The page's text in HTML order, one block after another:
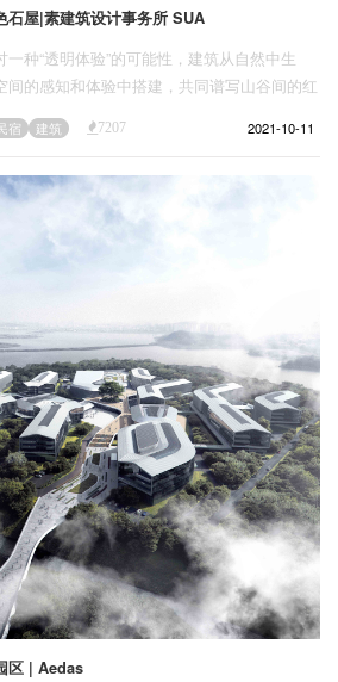
屋|素建筑设计事务所 SUA
种“透明体验”的可能性，建筑从自然中生
间的感知和体验中搭建，共同谱写山谷间的红
宿 建筑 7207 2021-10-11
区 | Aedas